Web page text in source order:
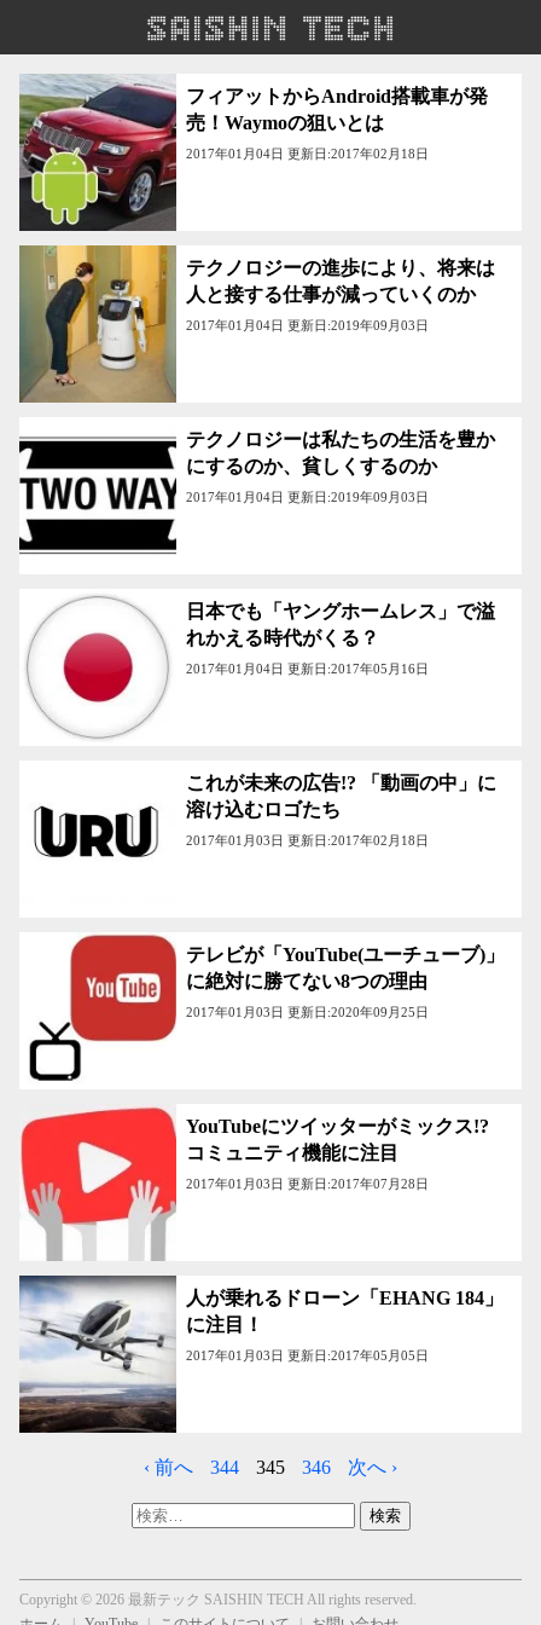
フィアットからAndroid搭載車が発
売！Waymoの狙いとは
2017年01月04日 更新日:2017年02月18日
テクノロジーの進歩により、将来は
人と接する仕事が減っていくのか
2017年01月04日 更新日:2019年09月03日
テクノロジーは私たちの生活を豊か
にするのか、貧しくするのか
2017年01月04日 更新日:2019年09月03日
日本でも「ヤングホームレス」で溢
れかえる時代がくる？
2017年01月04日 更新日:2017年05月16日
これが未来の広告!? 「動画の中」に
溶け込むロゴたち
2017年01月03日 更新日:2017年02月18日
テレビが「YouTube(ユーチューブ)」
に絶対に勝てない8つの理由
2017年01月03日 更新日:2020年09月25日
YouTubeにツイッターがミックス!?
コミュニティ機能に注目
2017年01月03日 更新日:2017年07月28日
人が乗れるドローン「EHANG 184」
に注目！
2017年01月03日 更新日:2017年05月05日
‹ 前へ 344 345 346 次へ ›
検
Copyright © 2026 最新テック SAISHIN TECH All rights reserved.